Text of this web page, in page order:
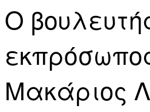
Ο
Μακάριος